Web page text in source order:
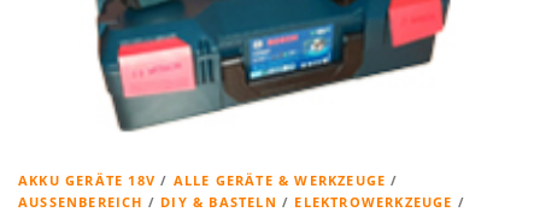
AKKU GERÄTE 18V / ALLE GERÄTE & WERKZEUGE /
AUSSENBEREICH
/ DIY & BASTELN / ELEKTROWERKZEUGE /